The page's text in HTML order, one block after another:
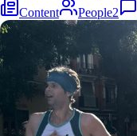
Content
People2